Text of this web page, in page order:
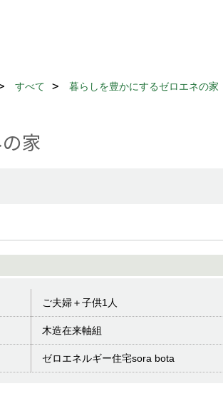
すべて 暮らしを豊かにするゼロエネの家
家
ご夫婦＋子供1人
木造在来軸組
ゼロエネルギー住宅sora bota